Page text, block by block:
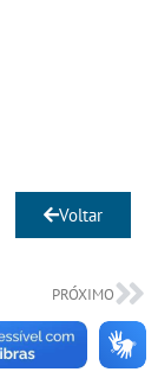
Voltar
PRÓXIMO
celebra